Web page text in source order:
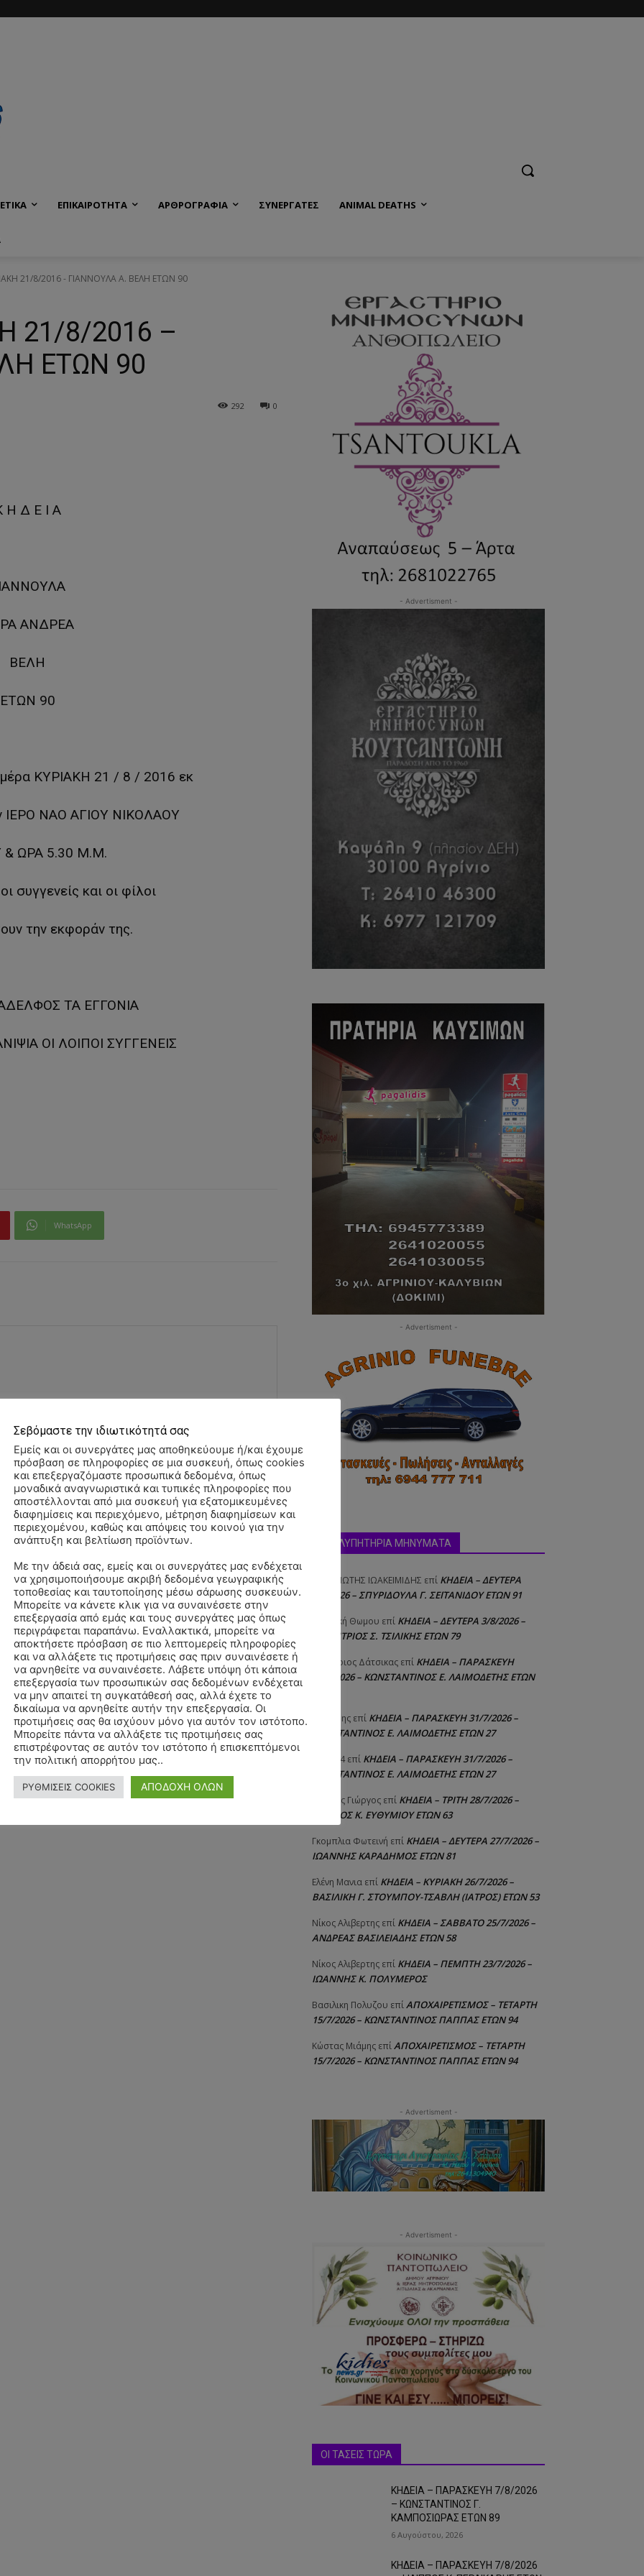
ΕΠΙΚΑΙΡΟΤΗΤΑ ΑΡΘΡΟΓΡΑΦΙΑ ΣΥΝΕΡΓΑΤΕΣ ANIMAL DEATHS
21/8/2016 - ΓΙΑΝΝΟΥΛΑ Α. ΒΕΛΗ ΕΤΩΝ 90
21/8/2016 –
ΕΤΩΝ 90
0
292
Η Δ Ε Ι Α
ΑΝΔΡΕΑ
ΒΕΛΗ
ΕΤΩΝ 90
ΚΥΡΙΑΚΗ 21 / 8 / 2016 εκ
ΙΕΡΟ ΝΑΟ ΑΓΙΟΥ ΝΙΚΟΛΑΟΥ
ΩΡΑ 5.30 Μ.Μ.
συγγενείς και οι φίλοι
την εκφοράν της.
ΤΑ ΕΓΓΟΝΙΑ
ΟΙ ΛΟΙΠΟΙ ΣΥΓΓΕΝΕΙΣ
WhatsApp
Όνομα:*
Email:*
και τον ιστότοπό μου σε αυτό το πρόγραμμα
- Advertisment -
- Advertisment -
ΣΥΛΛΥΠΗΤΗΡΙΑ ΜΗΝΥΜΑΤΑ
ΠΑΝΑΓΙΩΤΗΣ IΩΑΚΕΙΜΙΔΗΣ επί ΚΗΔΕΙΑ – ΔΕΥΤΕΡΑ
3/8/2026 – ΣΠΥΡΙΔΟΥΛΑ Γ. ΣΕΪΤΑΝΙΔΟΥ ΕΤΩΝ 91
Αγγελική Θωμου επί ΚΗΔΕΙΑ – ΔΕΥΤΕΡΑ 3/8/2026 –
ΔΗΜΗΤΡΙΟΣ Σ. ΤΣΙΛΙΚΗΣ ΕΤΩΝ 79
Δημήτριος Δάτσικας επί ΚΗΔΕΙΑ – ΠΑΡΑΣΚΕΥΗ
31/7/2026 – ΚΩΝΣΤΑΝΤΙΝΟΣ Ε. ΛΑΙΜΟΔΕΤΗΣ ΕΤΩΝ
Λευτέρης επί ΚΗΔΕΙΑ – ΠΑΡΑΣΚΕΥΗ 31/7/2026 –
ΚΩΝΣΤΑΝΤΙΝΟΣ Ε. ΛΑΙΜΟΔΕΤΗΣ ΕΤΩΝ 27
Raniad4 επί ΚΗΔΕΙΑ – ΠΑΡΑΣΚΕΥΗ 31/7/2026 –
ΚΩΝΣΤΑΝΤΙΝΟΣ Ε. ΛΑΙΜΟΔΕΤΗΣ ΕΤΩΝ 27
Σιούτης Γιώργος επί ΚΗΔΕΙΑ – ΤΡΙΤΗ 28/7/2026 –
ΑΓΓΕΛΟΣ Κ. ΕΥΘΥΜΙΟΥ ΕΤΩΝ 63
Γκομπλια Φωτεινή επί ΚΗΔΕΙΑ – ΔΕΥΤΕΡΑ 27/7/2026 –
ΙΩΑΝΝΗΣ ΚΑΡΑΔΗΜΟΣ ΕΤΩΝ 81
Ελένη Μανια επί ΚΗΔΕΙΑ – ΚΥΡΙΑΚΗ 26/7/2026 –
ΒΑΣΙΛΙΚΗ Γ. ΣΤΟΥΜΠΟΥ-ΤΣΑΒΛΗ (ΙΑΤΡΟΣ) ΕΤΩΝ 53
Νίκος Αλιβερτης επί ΚΗΔΕΙΑ – ΣΑΒΒΑΤΟ 25/7/2026 –
ΑΝΔΡΕΑΣ ΒΑΣΙΛΕΙΑΔΗΣ ΕΤΩΝ 58
Νίκος Αλιβερτης επί ΚΗΔΕΙΑ – ΠΕΜΠΤΗ 23/7/2026 –
ΙΩΑΝΝΗΣ Κ. ΠΟΛΥΜΕΡΟΣ
Βασιλικη Πολυζου επίΑΠΟΧΑΙΡΕΤΙΣΜΟΣ – ΤΕΤΑΡΤΗ
15/7/2026 – ΚΩΝΣΤΑΝΤΙΝΟΣ ΠΑΠΠΑΣ ΕΤΩΝ 94
Κώστας Μιάμης επίΑΠΟΧΑΙΡΕΤΙΣΜΟΣ – ΤΕΤΑΡΤΗ
15/7/2026 – ΚΩΝΣΤΑΝΤΙΝΟΣ ΠΑΠΠΑΣ ΕΤΩΝ 94
- Advertisment -
- Advertisment -
ΟΙ ΤΑΣΕΙΣ ΤΩΡΑ
ΚΗΔΕΙΑ – ΠΑΡΑΣΚΕΥΗ 7/8/2026
– ΚΩΝΣΤΑΝΤΙΝΟΣ Γ.
ΚΑΜΠΟΣΙΩΡΑΣ ΕΤΩΝ 89
6 Αυγούστου, 2026
ΚΗΔΕΙΑ – ΠΑΡΑΣΚΕΥΗ 7/8/2026
Σεβόμαστε την ιδιωτικότητά σας
Εμείς και οι συνεργάτες μας αποθηκεύουμε ή/και έχουμε
πρόσβαση σε πληροφορίες σε μια συσκευή, όπως cookies
και επεξεργαζόμαστε προσωπικά δεδομένα, όπως
μοναδικά αναγνωριστικά και τυπικές πληροφορίες που
αποστέλλονται από μια συσκευή για εξατομικευμένες
διαφημίσεις και περιεχόμενο, μέτρηση διαφημίσεων και
περιεχομένου, καθώς και απόψεις του κοινού για την
ανάπτυξη και βελτίωση προϊόντων.
Με την άδειά σας, εμείς και οι συνεργάτες μας ενδέχεται
να χρησιμοποιήσουμε ακριβή δεδομένα γεωγραφικής
τοποθεσίας και ταυτοποίησης μέσω σάρωσης συσκευών.
Μπορείτε να κάνετε κλικ για να συναινέσετε στην
επεξεργασία από εμάς και τους συνεργάτες μας όπως
περιγράφεται παραπάνω. Εναλλακτικά, μπορείτε να
αποκτήσετε πρόσβαση σε πιο λεπτομερείς πληροφορίες
και να αλλάξετε τις προτιμήσεις σας πριν συναινέσετε ή
να αρνηθείτε να συναινέσετε. Λάβετε υπόψη ότι κάποια
επεξεργασία των προσωπικών σας δεδομένων ενδέχεται
να μην απαιτεί τη συγκατάθεσή σας, αλλά έχετε το
δικαίωμα να αρνηθείτε αυτήν την επεξεργασία. Οι
προτιμήσεις σας θα ισχύουν μόνο για αυτόν τον ιστότοπο.
Μπορείτε πάντα να αλλάξετε τις προτιμήσεις σας
επιστρέφοντας σε αυτόν τον ιστότοπο ή επισκεπτόμενοι
την πολιτική απορρήτου μας..
ΡΥΘΜΙΣΕΙΣ COOKIES ΑΠΟΔΟΧΗ ΟΛΩΝ